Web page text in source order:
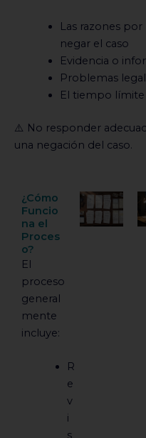
Las razones
negar el caso
Evidencia o
Problemas
El tiempo
⚠️ No responder
una negación del caso.
¿Cómo
Funcio
na el
Proces
o?
El
proceso
general
mente
incluye:
R
e
v
i